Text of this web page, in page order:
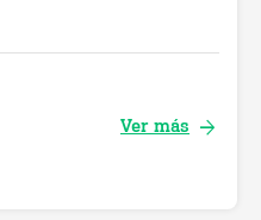
Ver más arrow_forward